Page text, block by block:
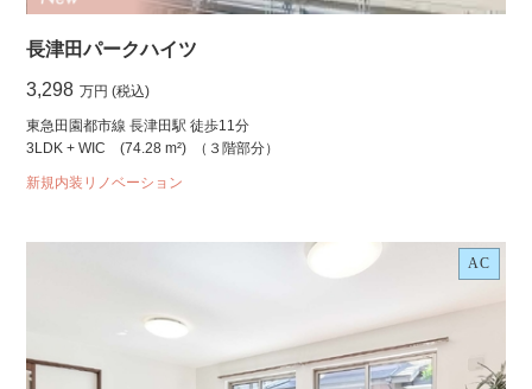
長津田パークハイツ
3,298 万円 (税込)
東急田園都市線 長津田駅 徒歩11分
3LDK + WIC
(74.28 m²) （３階部分）
新規内装リノベーション
AC